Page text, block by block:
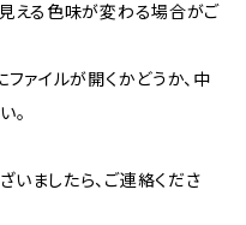
見える色味が変わる場合がご
ファイルが開くかどうか、中
。
ましたら、ご連絡くださ